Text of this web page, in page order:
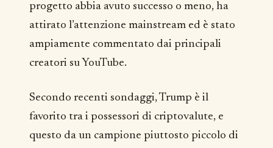
progetto abbia avuto successo o meno, ha
attirato l’attenzione mainstream ed è stato
ampiamente commentato dai principali
creatori su YouTube.
Secondo recenti sondaggi, Trump è il
favorito tra i possessori di criptovalute, e
questo da un campione piuttosto piccolo di